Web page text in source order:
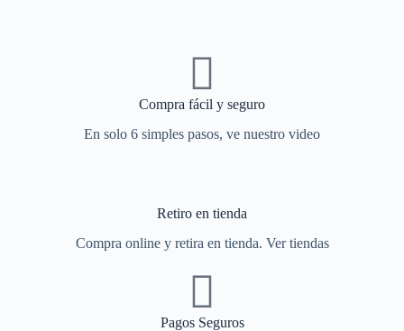
Compra fácil y seguro
En solo 6 simples pasos, ve nuestro video
Retiro en tienda
Compra online y retira en tienda. Ver tiendas
Pagos Seguros